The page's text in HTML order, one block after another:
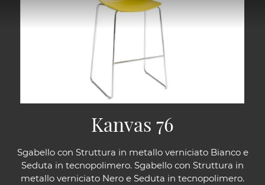
Sgabello con Struttura in metallo verniciato Bianco e
Seduta in tecnopolimero. Sgabello con Struttura in
metallo verniciato Nero e Seduta in tecnopolimero.
Kanvas 76